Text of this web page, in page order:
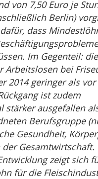
von 7,50 Euro je
Berlin)
dass
Im Gegenteil: die
Arbeitslosen bei
2014 geringer als
ist zudem
stärker ausgefallen
Berufsgruppe
Gesundheit,
Gesamtwirtschaft.
zeigt sich
für die